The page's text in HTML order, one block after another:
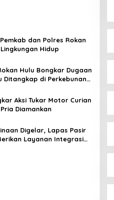
dan Polres Rokan
Hidup
Hulu Bongkar Dugaan
Ditangkap di Perkebunan
Aksi Tukar Motor Curian
Diamankan
Digelar, Lapas Pasir
Layanan Integrasi